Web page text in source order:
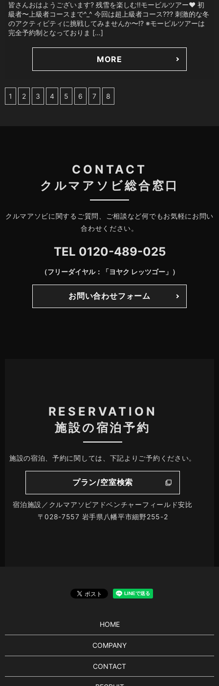
皆さんおはようございます? 残雪を楽しむ‼️モービルツアー❤️ 初
級者〜上級者コースまで^_^ 今回は超上級者コース??? 刺激的な冬
のアクティビティに挑戦してみませんか〜⁉️ ※モービルツアーは
完全予約制となっておりま […]
MORE
1 2 3 4 5 6 7 8
CONTACT
クルマアソビ総合窓口
クルマアソビに関するご質問、ご相談など何でもお気軽にお問い
合わせください。
TEL 0120-489-025
（フリーダイヤル：「ヨヤク レッツゴー」）
お問い合わせフォーム
RESERVATION
施設の宿泊予約
施設の宿泊、予約に関しては、下記よりご予約ください。
プラン/空室検索
宿泊施設／クルマアソビアドベンチャーフィールド安比
〒028-7557 岩手県八幡平市細野255-2
HOME
COMPANY
CONTACT